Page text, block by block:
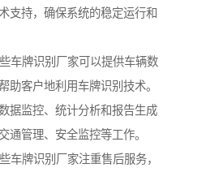
支持，确保系统的稳定运行和
车牌识别厂家可以提供车辆数
助客户地利用车牌识别技术。
据监控、统计分析和报告生成
通管理、安全监控等工作。
车牌识别厂家注重售后服务，